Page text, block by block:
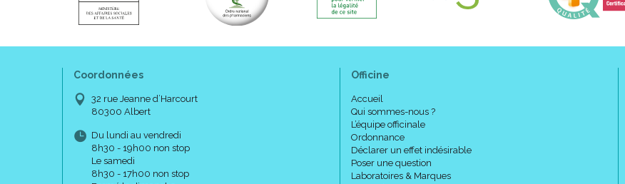
Coordonnées
32 rue Jeanne d’Harcourt
80300 Albert
Du lundi au vendredi
8h30 - 19h00 non stop
Le samedi
8h30 - 17h00 non stop
Officine
Accueil
Qui sommes-nous ?
L’équipe officinale
Ordonnance
Déclarer un effet indésirable
Poser une question
Laboratoires & Marques